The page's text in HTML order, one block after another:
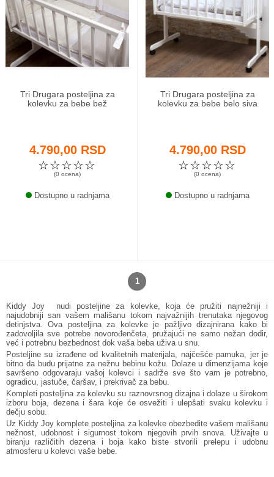
Tri Drugara posteljina za
kolevku za bebe bež
4.790,00 RSD
☆
☆
☆
☆
☆
(0 ocena)
Dostupno u radnjama
Tri Drugara posteljina za
kolevku za bebe belo siva
4.790,00 RSD
☆
☆
☆
☆
☆
(0 ocena)
Dostupno u radnjama
1
Kiddy Joy nudi posteljine za kolevke, koja će pružiti najnežniji i
najudobniji san vašem mališanu tokom najvažnijih trenutaka njegovog
detinjstva. Ova posteljina za kolevke je pažljivo dizajnirana kako bi
zadovoljila sve potrebe novorođenčeta, pružajući ne samo nežan dodir,
već i potrebnu bezbednost dok vaša beba uživa u snu.
Posteljine su izrađene od kvalitetnih materijala, najčešće pamuka, jer je
bitno da budu prijatne za nežnu bebinu kožu. Dolaze u dimenzijama koje
savršeno odgovaraju vašoj kolevci i sadrže sve što vam je potrebno,
ogradicu, jastuče, čaršav, i prekrivač za bebu.
Kompleti posteljina za kolevku su raznovrsnog dizajna i dolaze u širokom
izboru boja, dezena i šara koje će osvežiti i ulepšati svaku kolevku i
dečju sobu.
Uz Kiddy Joy komplete posteljina za kolevke obezbedite vašem mališanu
nežnost, udobnost i sigurnost tokom njegovih prvih snova. Uživajte u
biranju različitih dezena i boja kako biste stvorili prelepu i udobnu
atmosferu u kolevci vaše bebe.